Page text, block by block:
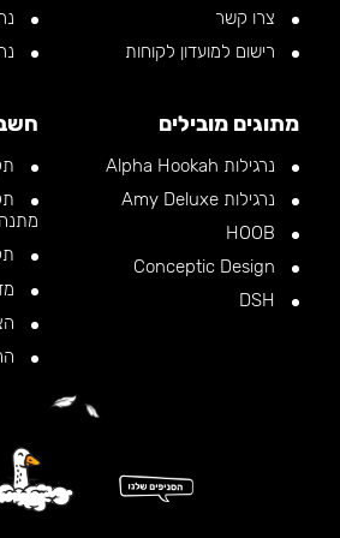
צרו קשר
רישום למועדון לקוחות
מתוגים מובילים
נרגילות Alpha Hookah
נרגילות Amy Deluxe
מתנה